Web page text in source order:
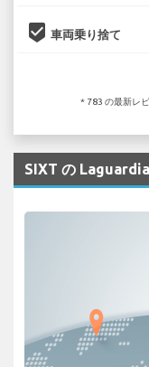
beenhere 車両乗り捨て
* 783 の最新レ
SIXT の